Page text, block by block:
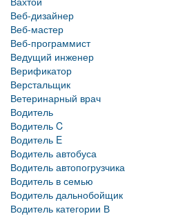
Веб-дизайнер
Веб-мастер
Веб-программист
Ведущий инженер
Верификатор
Верстальщик
Ветеринарный врач
Водитель
Водитель C
Водитель E
Водитель автобуса
Водитель автопогрузчика
Водитель в семью
Водитель дальнобойщик
Водитель категории В